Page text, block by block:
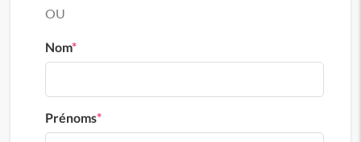
OU
Nom*
Prénoms*